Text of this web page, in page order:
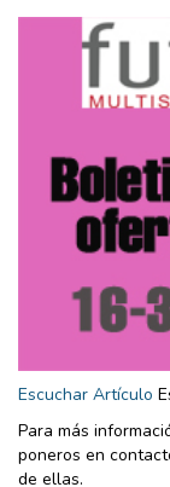
Escuchar Artículo
Para más
poneros en
de ellas.